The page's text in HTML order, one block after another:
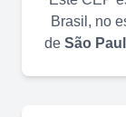
Brasil, no
de São